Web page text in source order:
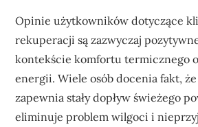
Opinie użytkowników dotyczące
rekuperacji są zazwyczaj
kontekście komfortu termicznego
energii. Wiele osób docenia fakt,
zapewnia stały dopływ świeżego
eliminuje problem wilgoci i